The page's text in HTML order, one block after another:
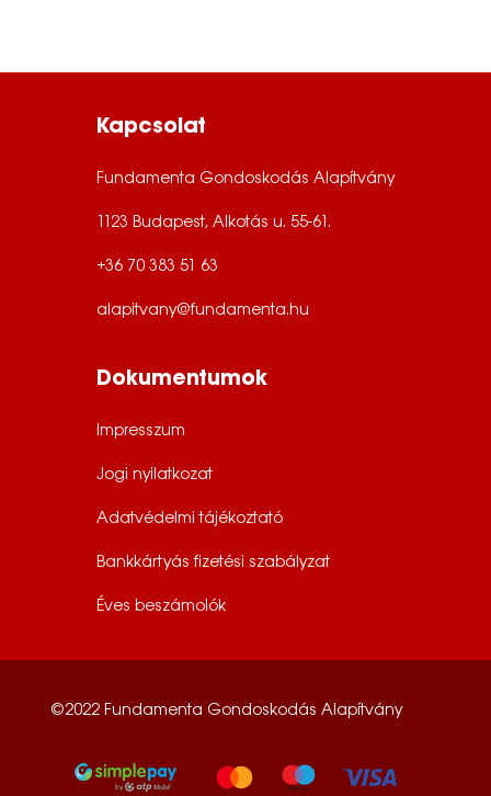
Kapcsolat
Fundamenta Gondoskodás Alapítvány
1123 Budapest, Alkotás u. 55-61.
+36 70 383 51 63
alapitvany@fundamenta.hu
Dokumentumok
Impresszum
Jogi nyilatkozat
Adatvédelmi tájékoztató
Bankkártyás fizetési szabályzat
Éves beszámolók
©2022 Fundamenta Gondoskodás Alapítvány